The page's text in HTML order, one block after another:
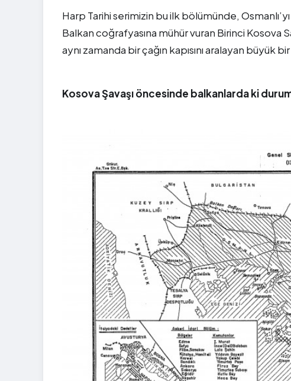
Harp Tarihi serimizin bu ilk bölümünde,
Balkan coğrafyasına mühür vuran Birinci Kosova
aynı zamanda bir çağın kapısını aralayan büyük
Kosova Şavaşı öncesinde balkanlarda ki